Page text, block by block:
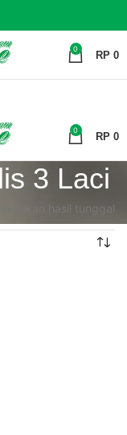
0 RP 0
0 RP 0
3 Laci
hasil tunggal